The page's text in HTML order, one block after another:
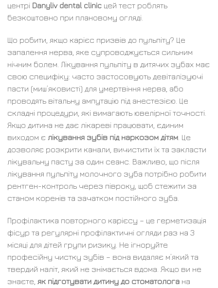
центрі Danyliv dental clinic цей тест роблять
безкоштовно при плановому огляді.
Що робити, якщо карієс призвів до пульпіту? Це
запалення нерва, яке супроводжується сильним
нічним болем. Лікування пульпіту в дитячих зубах має
свою специфіку: часто застосовують девіталізуючі
пасти (миш’яковисті) для умертвіння нерва, або
проводять вітальну ампутацію під анестезією. Це
складні процедури, які вимагають ювелірної точності.
Якщо дитина не дає лікареві працювати, єдиним
виходом є лікування зубів під наркозом дітям . Це
дозволяє розкрити канали, вичистити їх та закласти
лікувальну пасту за один сеанс. Важливо, що після
лікування пульпіту молочного зуба потрібно робити
рентген-контроль через півроку, щоб стежити за
станом коренів та зачатком постійного зуба.
Профілактика повторного карієсу – це герметизація
фісур та регулярні профілактичні огляди раз на 3
місяці для дітей групи ризику. Не ігноруйте
професійну чистку зубів – вона видаляє м’який та
твердий наліт, який не знімається вдома. Якщо ви не
знаєте, як підготувати дитину до стоматолога на